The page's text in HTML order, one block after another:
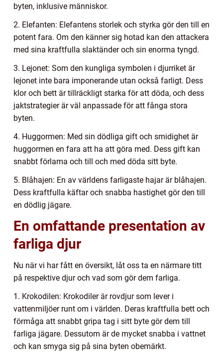
byten, inklusive människor.
2. Elefanten: Elefantens storlek och styrka gör den till en
potent fara. Om den känner sig hotad kan den attackera
med sina kraftfulla slaktänder och sin enorma tyngd.
3. Lejonet: Som den kungliga symbolen i djurriket är
lejonet inte bara imponerande utan också farligt. Dess
klor och bett är tillräckligt starka för att döda, och dess
jaktstrategier är väl anpassade för att fånga stora
byten.
4. Huggormen: Med sin dödliga gift och smidighet är
huggormen en fara att ha att göra med. Dess gift kan
snabbt förlama och till och med döda sitt byte.
5. Blåhajen: En av världens farligaste hajar är blåhajen.
Dess kraftfulla käftar och snabba hastighet gör den till
en dödlig jägare.
En omfattande presentation av
farliga djur
Nu när vi har fått en översikt, låt oss ta en närmare titt
på respektive djur och vad som gör dem farliga.
1. Krokodilen: Krokodiler är rovdjur som lever i
vattenmiljöer runt om i världen. Deras kraftfulla bett och
förmåga att snabbt gripa tag i sitt byte gör dem till
farliga jägare. Dessutom är de mycket snabba i vattnet
och kan smyga sig på sina byten obemärkt.